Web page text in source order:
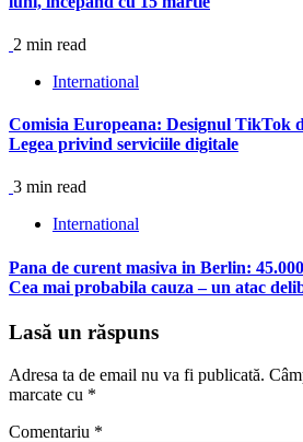
2 min read
International
Comisia Europeana: Designul TikTok
Legea privind serviciile digitale
3 min read
International
Pana de curent masiva in Berlin:
Cea mai probabila cauza – un atac
Lasă un răspuns
Adresa ta de email nu va fi publicată.
marcate cu *
Comentariu *